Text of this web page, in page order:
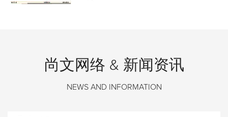
尚文网络 & 新闻资讯
NEWS AND INFORMATION